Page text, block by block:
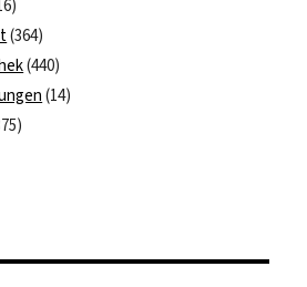
(364)
(440)
(14)